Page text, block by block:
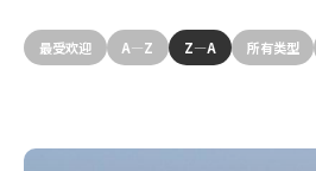
最受欢迎 A—Z Z—A 所有类型